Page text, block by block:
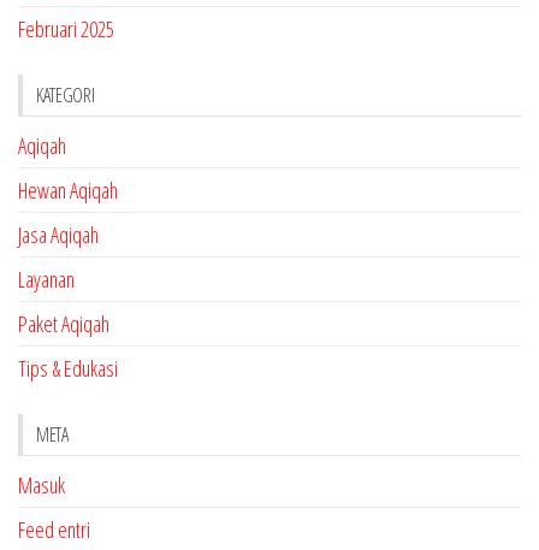
Februari 2025
KATEGORI
Aqiqah
Hewan Aqiqah
Jasa Aqiqah
Layanan
Paket Aqiqah
Tips & Edukasi
META
Masuk
Feed entri